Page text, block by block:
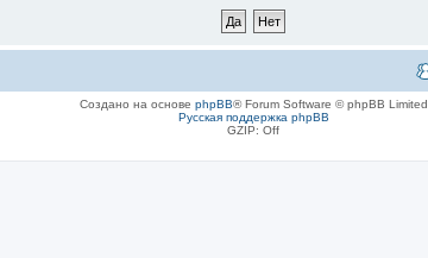
Создано на основе phpBB® Forum Software © phpBB Limited
Русская поддержка phpBB
GZIP: Off